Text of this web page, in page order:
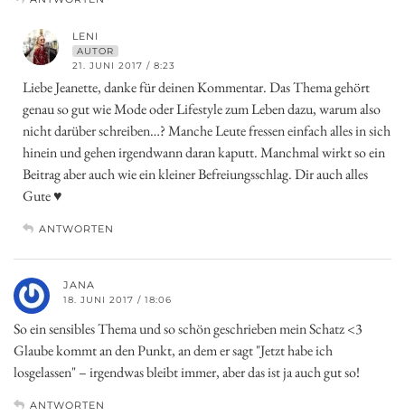
LENI
AUTOR
21. JUNI 2017 / 8:23
Liebe Jeanette, danke für deinen Kommentar. Das Thema gehört
genau so gut wie Mode oder Lifestyle zum Leben dazu, warum also
nicht darüber schreiben…? Manche Leute fressen einfach alles in sich
hinein und gehen irgendwann daran kaputt. Manchmal wirkt so ein
Beitrag aber auch wie ein kleiner Befreiungsschlag. Dir auch alles
Gute ♥
ANTWORTEN
JANA
18. JUNI 2017 / 18:06
So ein sensibles Thema und so schön geschrieben mein Schatz <3
Glaube kommt an den Punkt, an dem er sagt "Jetzt habe ich
losgelassen" – irgendwas bleibt immer, aber das ist ja auch gut so!
ANTWORTEN